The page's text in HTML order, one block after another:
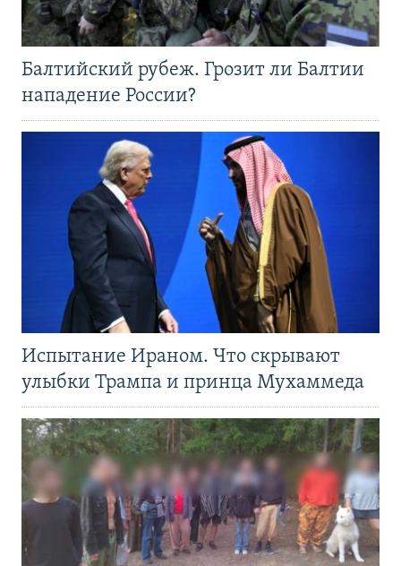
Балтийский рубеж. Грозит ли Балтии
нападение России?
Испытание Ираном. Что скрывают
улыбки Трампа и принца Мухаммеда